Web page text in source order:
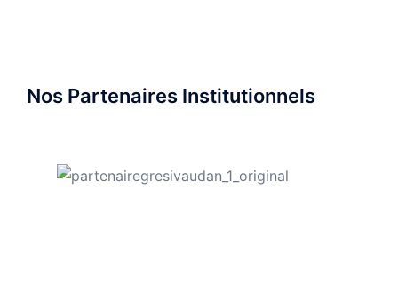
Nos Partenaires Institutionnels